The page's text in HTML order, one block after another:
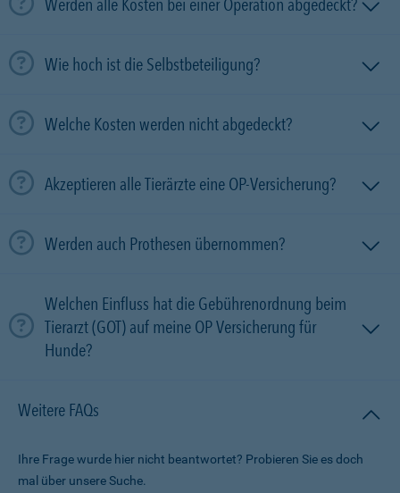
Werden alle Kosten bei einer Operation abgedeckt?
Wie hoch ist die Selbstbeteiligung?
Welche Kosten werden nicht abgedeckt?
Akzeptieren alle Tierärzte eine OP-Versicherung?
Werden auch Prothesen übernommen?
Welchen Einfluss hat die Gebührenordnung beim
Tierarzt (GOT) auf meine OP Versicherung für
Hunde?
Weitere FAQs
Ihre Frage wurde hier nicht beantwortet? Probieren Sie es doch
mal über unsere Suche.